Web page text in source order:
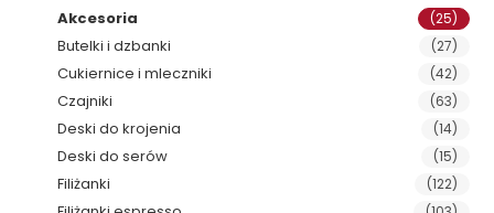
Akcesoria (25)
Butelki i dzbanki (27)
Cukiernice i mleczniki (42)
Czajniki (63)
Deski do krojenia (14)
Deski do serów (15)
Filiżanki (122)